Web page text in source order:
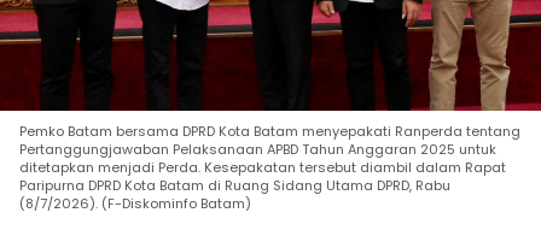
Pemko Batam bersama DPRD Kota Batam menyepakati Ranperda tentang
Pertanggungjawaban Pelaksanaan APBD Tahun Anggaran 2025 untuk
ditetapkan menjadi Perda. Kesepakatan tersebut diambil dalam Rapat
Paripurna DPRD Kota Batam di Ruang Sidang Utama DPRD, Rabu
(8/7/2026). (F-Diskominfo Batam)